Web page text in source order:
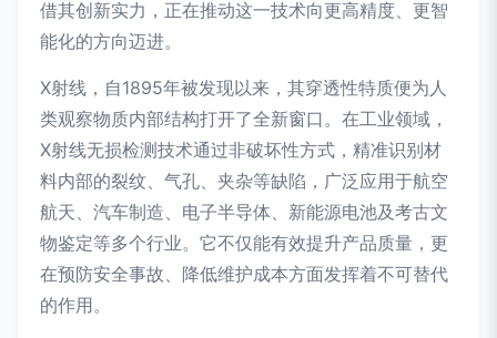
借其创新实力，正在推动这一技术向更高精度、更智
能化的方向迈进。
X射线，自1895年被发现以来，其穿透性特质便为人
类观察物质内部结构打开了全新窗口。在工业领域，
X射线无损检测技术通过非破坏性方式，精准识别材
料内部的裂纹、气孔、夹杂等缺陷，广泛应用于航空
航天、汽车制造、电子半导体、新能源电池及考古文
物鉴定等多个行业。它不仅能有效提升产品质量，更
在预防安全事故、降低维护成本方面发挥着不可替代
的作用。